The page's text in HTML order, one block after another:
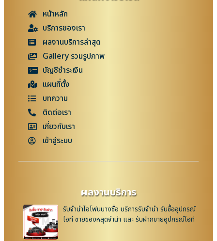
หน้าหลัก
บริการของเรา
ผลงานบริการล่าสุด
Gallery รวมรูปภาพ
บัญชีชำระเงิน
แผนที่ตั้ง
บทความ
ติดต่อเรา
เกี่ยวกับเรา
เข้าสู่ระบบ
ผลงานบริการ
รับจำนำไอโฟนบางซื่อ บริการรับจำนำ รับซื้ออุปกรณ์
ไอที ขายของหลุดจำนำ และ รับฝากขายอุปกรณ์ไอที